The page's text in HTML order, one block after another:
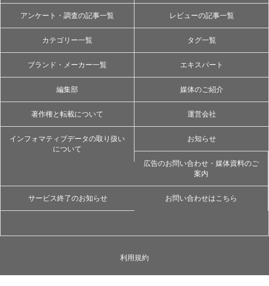
アンケート・調査の記事一覧 レビューの記事一覧
カテゴリー一覧 タグ一覧
ブランド・メーカー一覧 エキスパート
編集部 媒体のご紹介
著作権と転載について 運営会社
インフォマティブデータの取り扱い
について
お知らせ
広告のお問い合わせ・媒体資料のご
案内
サービス終了のお知らせ お問い合わせはこちら
利用規約